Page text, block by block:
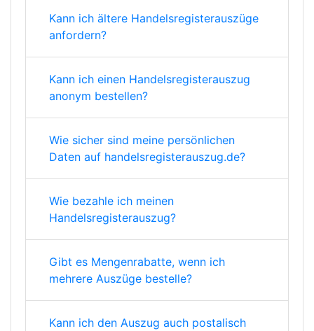
Kann ich ältere Handelsregisterauszüge
anfordern?
Kann ich einen Handelsregisterauszug
anonym bestellen?
Wie sicher sind meine persönlichen
Daten auf handelsregisterauszug.de?
Wie bezahle ich meinen
Handelsregisterauszug?
Gibt es Mengenrabatte, wenn ich
mehrere Auszüge bestelle?
Kann ich den Auszug auch postalisch